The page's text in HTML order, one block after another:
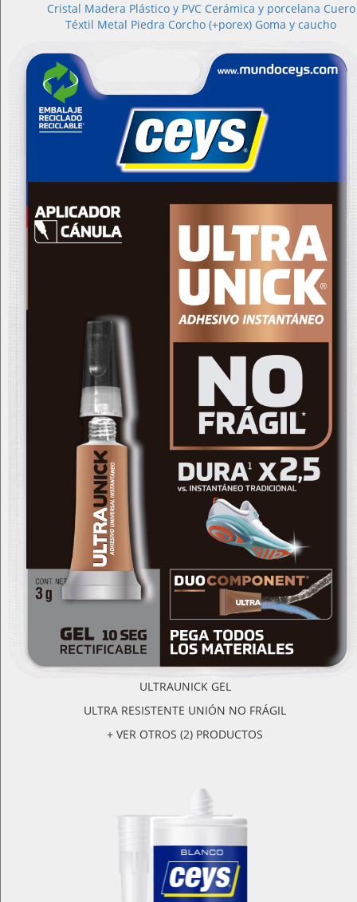
Cristal Madera Plástico y PVC Cerámica y porcelana Cuero
Téxtil Metal Piedra Corcho (+porex) Goma y caucho
ULTRAUNICK GEL
ULTRA RESISTENTE UNIÓN NO FRÁGIL
+ VER OTROS (2) PRODUCTOS